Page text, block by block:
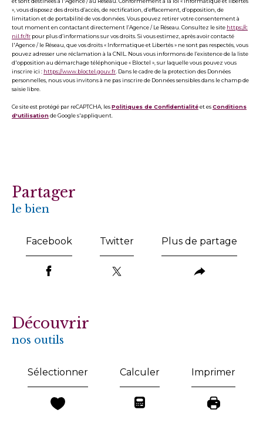
», vous disposez des droits d’accès, de rectification, d’effacement, d’opposition, de
limitation et de portabilité de vos données. Vous pouvez retirer votre consentement à
tout moment en contactant directement l’Agence / Le Réseau. Consultez le site https://c
nil.fr/fr pour plus d’informations sur vos droits. Si vous estimez, après avoir contacté
l'Agence / le Réseau, que vos droits « Informatique et Libertés » ne sont pas respectés, vous
pouvez adresser une réclamation à la CNIL. Nous vous informons de l’existence de la liste
d'opposition au démarchage téléphonique « Bloctel », sur laquelle vous pouvez vous
inscrire ici : https://www.bloctel.gouv.fr . Dans le cadre de la protection des Données
personnelles, nous vous invitons à ne pas inscrire de Données sensibles dans le champ de
saisie libre.
Ce site est protégé par reCAPTCHA, lesPolitiques de Confidentialitéet esConditions
d'utilisationde Google s'appliquent.
partager
le bien
Facebook Twitter Plus de partage
découvrir
nos outils
Sélectionner Calculer Imprimer